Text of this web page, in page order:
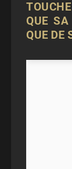
QUE
QUE DE